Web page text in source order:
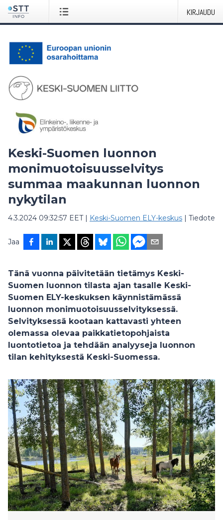
KIRJAUDU
Keski-Suomen luonnon
monimuotoisuusselvitys
summaa maakunnan luonnon
nykytilan
4.3.2024 09:32:57 EET| Keski-Suomen ELY-keskus | Tiedote
Jaa
Tänä vuonna päivitetään tietämys Keski-
Suomen luonnon tilasta ajan tasalle Keski-
Suomen ELY-keskuksen käynnistämässä
luonnon monimuotoisuusselvityksessä.
Selvityksessä kootaan kattavasti yhteen
olemassa olevaa paikkatietopohjaista
luontotietoa ja tehdään analyyseja luonnon
tilan kehityksestä Keski-Suomessa.